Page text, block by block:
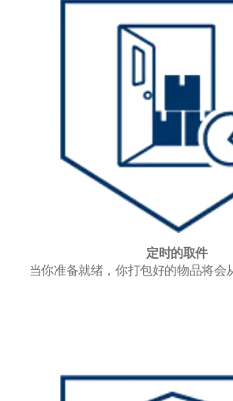
定时的取件
当你准备就绪，你打包好的物品将会